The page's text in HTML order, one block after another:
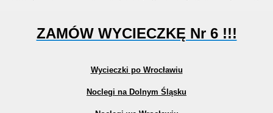
ZAMÓW WYCIECZKĘ Nr 6 !!!
Wycieczki po Wrocławiu
Noclegi na Dolnym Śląsku